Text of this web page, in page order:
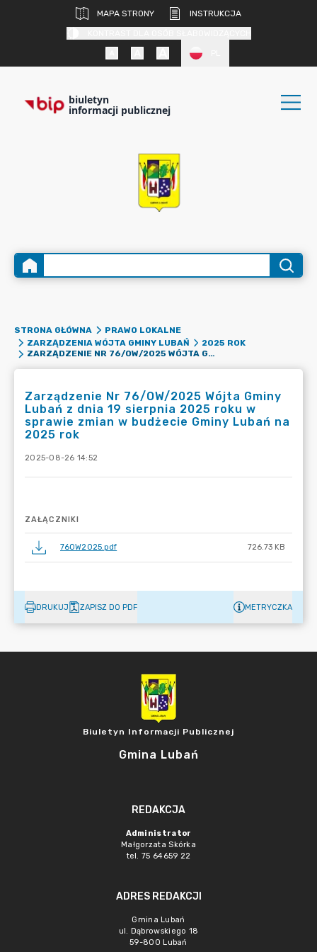
MAPA STRONY
INSTRUKCJA
biuletyn
informacji publicznej
STRONA GŁÓWNA
PRAWO LOKALNE
ZARZĄDZENIA WÓJTA GMINY LUBAŃ
2025 ROK
ZARZĄDZENIE NR 76/OW/2025 WÓJTA GMINY LUBAŃ Z DNIA 19 SIERPNIA 2025 ROKU W SPRAWIE ZMIAN W BUDŻECIE GMINY LUBAŃ NA 2025 ROK
Zarządzenie Nr 76/OW/2025 Wójta Gminy
Lubań z dnia 19 sierpnia 2025 roku w
sprawie zmian w budżecie Gminy Lubań na
2025 rok
2025-08-26 14:52
ZAŁĄCZNIKI
76OW2025.pdf 726.73 KB
DRUKUJ ZAPISZ DO PDF METRYCZKA
Biuletyn Informacji Publicznej
Gmina Lubań
REDAKCJA
Administrator
Małgorzata Skórka
tel. 75 64659 22
ADRES REDAKCJI
Gmina Lubań
ul. Dąbrowskiego 18
59-800 Lubań